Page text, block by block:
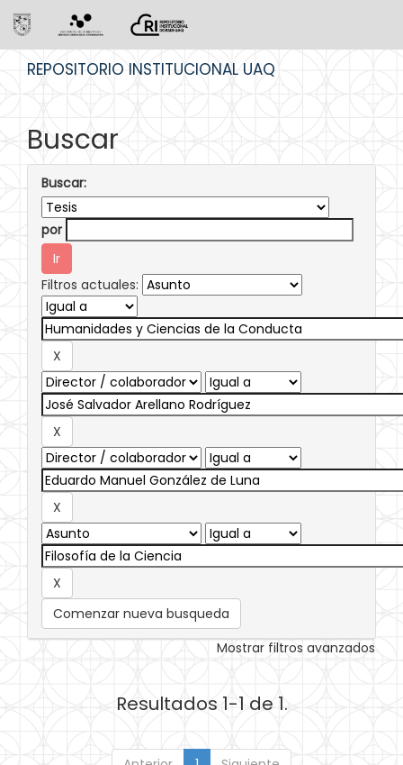
REPOSITORIO INSTITUCIONAL UAQ
Buscar
Buscar:
por
Filtros actuales:
Comenzar nueva busqueda
Mostrar filtros avanzados
Resultados 1-1 de 1.